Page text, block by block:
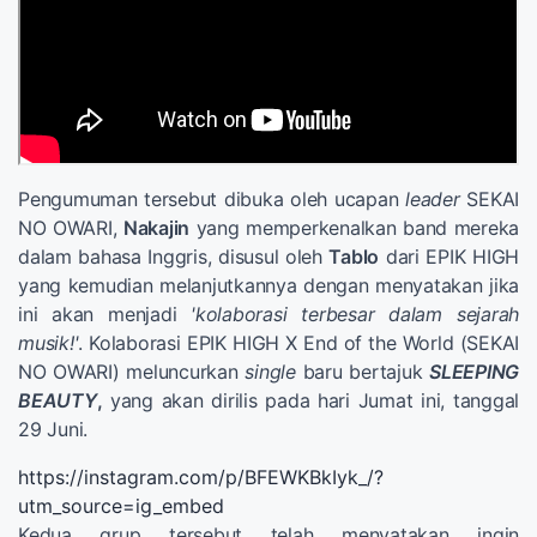
Pengumuman tersebut dibuka oleh ucapanleaderSEKAI
NO OWARI, Nakajin yang memperkenalkan band mereka
dalam bahasa Inggris, disusul olehTablo dari EPIK HIGH
yang kemudian melanjutkannya dengan menyatakan jika
ini akan menjadi 'kolaborasi terbesar dalam sejarah
musik!'. Kolaborasi EPIK HIGH X End of the World (SEKAI
NO OWARI) meluncurkansinglebaru bertajuk SLEEPING
BEAUTY, yang akan dirilis pada hari Jumat ini, tanggal
29 Juni.
https://instagram.com/p/BFEWKBkIyk_/?
utm_source=ig_embed